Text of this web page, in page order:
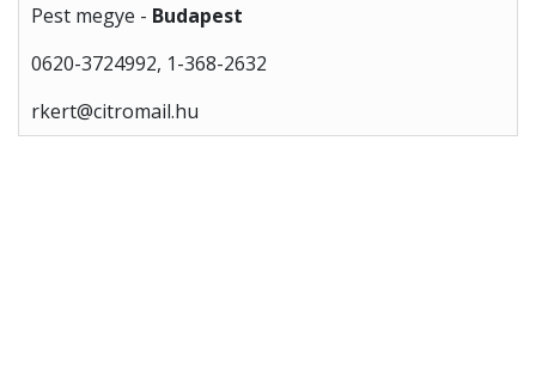
Pest megye - Budapest
0620-3724992, 1-368-2632
rkert@citromail.hu